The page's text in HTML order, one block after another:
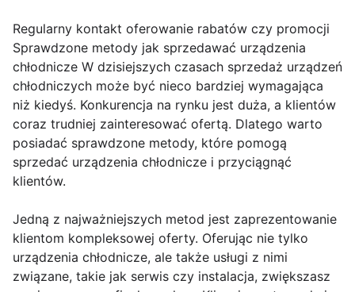
Regularny kontakt oferowanie rabatów czy promocji
Sprawdzone metody jak sprzedawać urządzenia
chłodnicze W dzisiejszych czasach sprzedaż urządzeń
chłodniczych może być nieco bardziej wymagająca
niż kiedyś. Konkurencja na rynku jest duża, a klientów
coraz trudniej zainteresować ofertą. Dlatego warto
posiadać sprawdzone metody, które pomogą
sprzedać urządzenia chłodnicze i przyciągnąć
klientów.
Jedną z najważniejszych metod jest zaprezentowanie
klientom kompleksowej oferty. Oferując nie tylko
urządzenia chłodnicze, ale także usługi z nimi
związane, takie jak serwis czy instalacja, zwiększasz